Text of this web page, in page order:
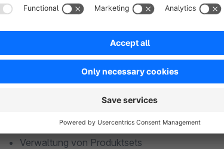
PIM System (Product Information Management)
angebundenen Shops und Marktplätze
Multilinguale Texte auf Wunsch pro
Medienverwaltung Bilder, Dokumente, Videos,
Attribute (Produktmerkmale)
Verwaltung von Produktsets